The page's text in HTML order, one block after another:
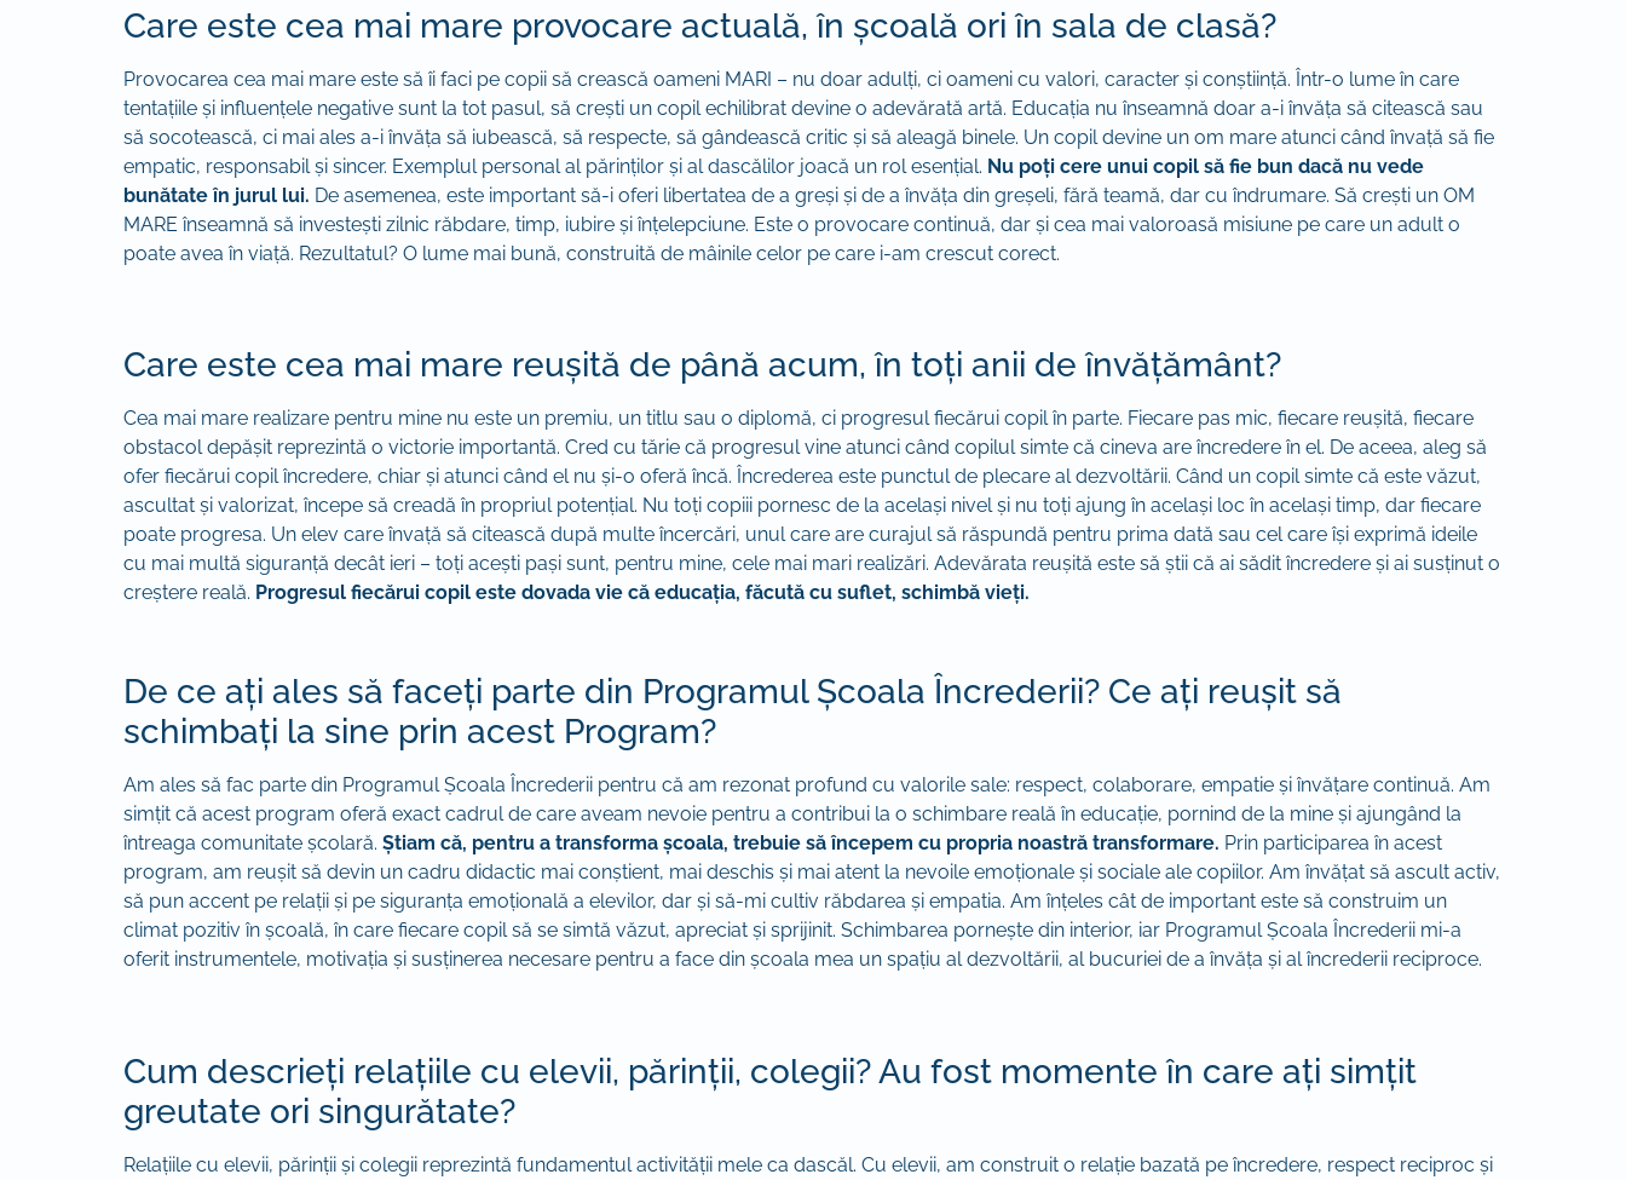
Care este cea mai mare provocare actuală, în școală ori în sala de clasă?
Provocarea cea mai mare este să îi faci pe copii să crească oameni MARI – nu doar adulți, ci oameni cu valori, caracter și conștiință. Într-o lume în care
tentațiile și influențele negative sunt la tot pasul, să crești un copil echilibrat devine o adevărată artă. Educația nu înseamnă doar a-i învăța să citească sau
să socotească, ci mai ales a-i învăța să iubească, să respecte, să gândească critic și să aleagă binele. Un copil devine un om mare atunci când învață să fie
empatic, responsabil și sincer. Exemplul personal al părinților și al dascălilor joacă un rol esențial. Nu poți cere unui copil să fie bun dacă nu vede
bunătate în jurul lui. De asemenea, este important să-i oferi libertatea de a greși și de a învăța din greșeli, fără teamă, dar cu îndrumare. Să crești un OM
MARE înseamnă să investești zilnic răbdare, timp, iubire și înțelepciune. Este o provocare continuă, dar și cea mai valoroasă misiune pe care un adult o
poate avea în viață. Rezultatul? O lume mai bună, construită de mâinile celor pe care i-am crescut corect.
Care este cea mai mare reușită de până acum, în toți anii de învățământ?
Cea mai mare realizare pentru mine nu este un premiu, un titlu sau o diplomă, ci progresul fiecărui copil în parte. Fiecare pas mic, fiecare reușită, fiecare
obstacol depășit reprezintă o victorie importantă. Cred cu tărie că progresul vine atunci când copilul simte că cineva are încredere în el. De aceea, aleg să
ofer fiecărui copil încredere, chiar și atunci când el nu și-o oferă încă. Încrederea este punctul de plecare al dezvoltării. Când un copil simte că este văzut,
ascultat și valorizat, începe să creadă în propriul potențial. Nu toți copiii pornesc de la același nivel și nu toți ajung în același loc în același timp, dar fiecare
poate progresa. Un elev care învață să citească după multe încercări, unul care are curajul să răspundă pentru prima dată sau cel care își exprimă ideile
cu mai multă siguranță decât ieri – toți acești pași sunt, pentru mine, cele mai mari realizări. Adevărata reușită este să știi că ai sădit încredere și ai susținut o
creștere reală. Progresul fiecărui copil este dovada vie că educația, făcută cu suflet, schimbă vieți.
De ce ați ales să faceți parte din Programul Școala Încrederii? Ce ați reușit să
schimbați la sine prin acest Program?
Am ales să fac parte din Programul Școala Încrederii pentru că am rezonat profund cu valorile sale: respect, colaborare, empatie și învățare continuă. Am
simțit că acest program oferă exact cadrul de care aveam nevoie pentru a contribui la o schimbare reală în educație, pornind de la mine și ajungând la
întreaga comunitate școlară. Știam că, pentru a transforma școala, trebuie să începem cu propria noastră transformare. Prin participarea în acest
program, am reușit să devin un cadru didactic mai conștient, mai deschis și mai atent la nevoile emoționale și sociale ale copiilor. Am învățat să ascult activ,
să pun accent pe relații și pe siguranța emoțională a elevilor, dar și să-mi cultiv răbdarea și empatia. Am înțeles cât de important este să construim un
climat pozitiv în școală, în care fiecare copil să se simtă văzut, apreciat și sprijinit. Schimbarea pornește din interior, iar Programul Școala Încrederii mi-a
oferit instrumentele, motivația și susținerea necesare pentru a face din școala mea un spațiu al dezvoltării, al bucuriei de a învăța și al încrederii reciproce.
Cum descrieți relațiile cu elevii, părinții, colegii? Au fost momente în care ați simțit
greutate ori singurătate?
Relațiile cu elevii, părinții și colegii reprezintă fundamentul activității mele ca dascăl. Cu elevii, am construit o relație bazată pe încredere, respect reciproc și